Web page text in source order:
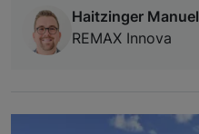
Haitzinger Manuel
REMAX Innova